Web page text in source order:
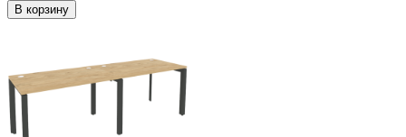
В корзину